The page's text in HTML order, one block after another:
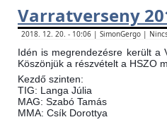
Varratverseny
2018. 12. 20. - 10:06 | SimonGergo |
Idén is megrendezésre került a
Köszönjük a részvételt a HSZO
Kezdő szinten:
TIG: Langa Júlia
MAG: Szabó Tamás
MMA: Csík Dorottya